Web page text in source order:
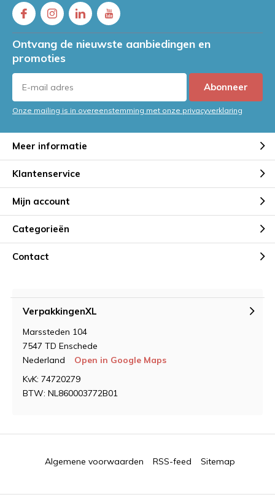
Ontvang de nieuwste aanbiedingen en
promoties
Abonneer
Onze mailing is in overeenstemming met onze privacyverklaring
Meer informatie
Klantenservice
Mijn account
Categorieën
Contact
VerpakkingenXL
Marssteden 104
7547 TD Enschede
Nederland
Open in Google Maps
KvK: 74720279
BTW: NL860003772B01
Algemene voorwaarden RSS-feed Sitemap